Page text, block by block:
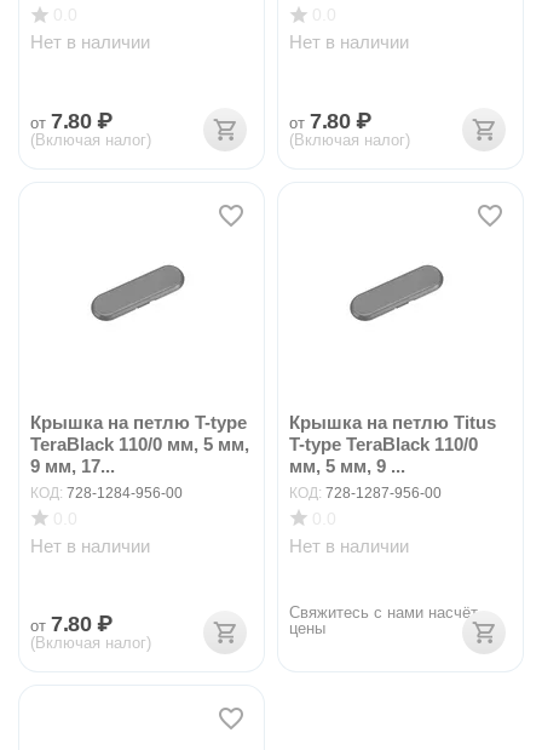
Нет в наличии
от 7.80 ₽
(Включая налог)
Нет в наличии
от 7.80 ₽
(Включая налог)
Крышка на петлю T-type
TeraBlack 110/0 мм, 5 мм,
9 мм, 17...
КОД: 728-1284-956-00
Нет в наличии
от 7.80 ₽
(Включая налог)
Крышка на петлю Titus
T-type TeraBlack 110/0
мм, 5 мм, 9 ...
КОД: 728-1287-956-00
Нет в наличии
Свяжитесь с нами насчёт
цены